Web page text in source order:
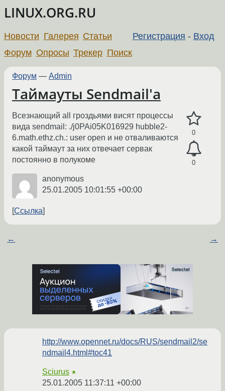
LINUX.ORG.RU
Регистрация - Вход
Новости Галерея Статьи
Форум Опросы Трекер Поиск
Форум — Admin
Таймауты Sendmail'а
0
0
Всезнающий all гроздьями висят процессы
вида sendmail: ./j0PAi05K016929 hubble2-
6.math.ethz.ch.: user open и не отваливаются
какой таймаут за них отвечает сервак
постоянно в полукоме
anonymous
25.01.2005 10:01:55 +00:00
Ссылка
← →
http://www.opennet.ru/docs/RUS/sendmail2/se
ndmail4.html#toc41
Sciurus ★
25.01.2005 11:37:11 +00:00